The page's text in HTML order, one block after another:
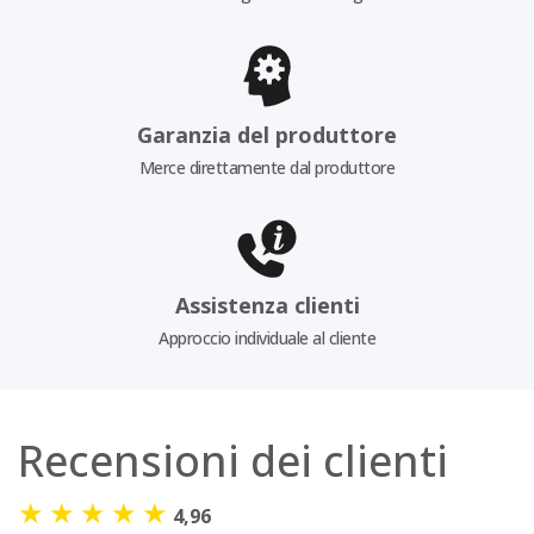
Garanzia del produttore
Merce direttamente dal produttore
Assistenza clienti
Approccio individuale al cliente
Recensioni dei clienti
★ ★ ★ ★ ★ 4,96